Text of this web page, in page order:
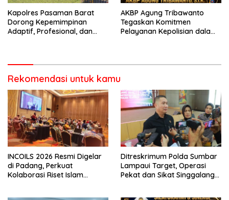
Kapolres Pasaman Barat
Dorong Kepemimpinan
Adaptif, Profesional, dan
AKBP Agung Tribawanto
Tegaskan Komitmen
Pelayanan Kepolisian dalam
Rekomendasi untuk kamu
INCOILS 2026 Resmi Digelar
di Padang, Perkuat
Kolaborasi Riset Islam
Ditreskrimum Polda Sumbar
Lampaui Target, Operasi
Pekat dan Sikat Singgalang